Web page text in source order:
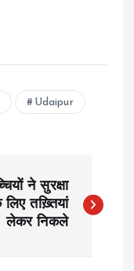
Udaipur
ने सुरक्षा
तख़्तियां
लेकर निकले